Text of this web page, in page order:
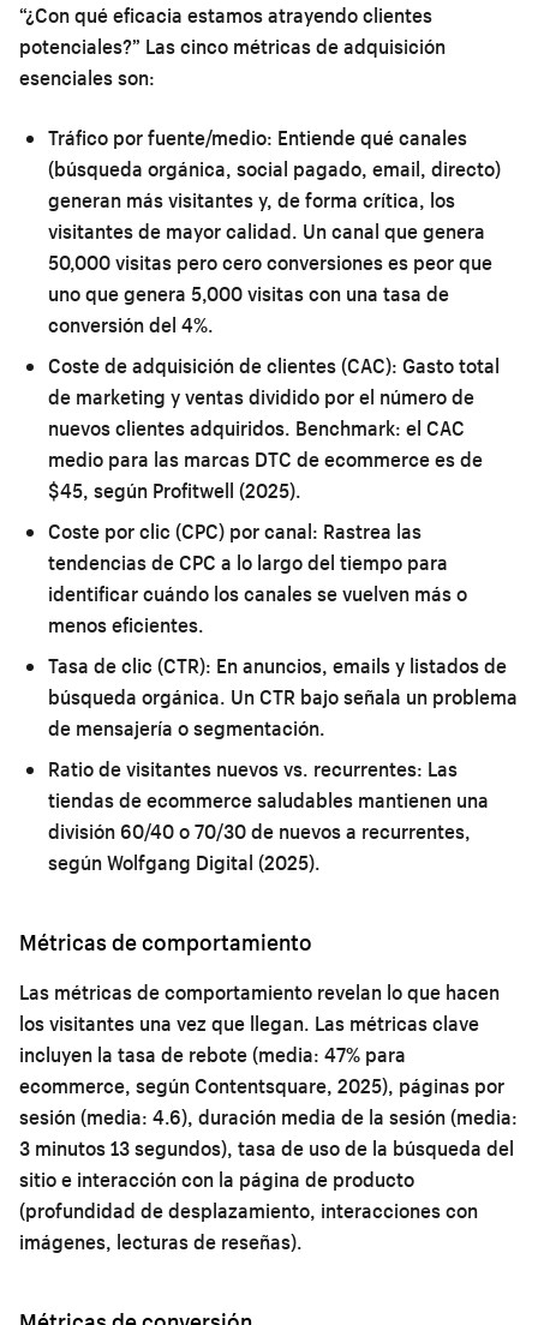
“¿Con qué eficacia estamos atrayendo clientes
potenciales?” Las cinco métricas de adquisición
esenciales son:
Tráfico por fuente/medio: Entiende qué canales
(búsqueda orgánica, social pagado, email, directo)
generan más visitantes y, de forma crítica, los
visitantes de mayor calidad. Un canal que genera
50,000 visitas pero cero conversiones es peor que
uno que genera 5,000 visitas con una tasa de
conversión del 4%.
Coste de adquisición de clientes (CAC): Gasto total
de marketing y ventas dividido por el número de
nuevos clientes adquiridos. Benchmark: el CAC
medio para las marcas DTC de ecommerce es de
$45, según Profitwell (2025).
Coste por clic (CPC) por canal: Rastrea las
tendencias de CPC a lo largo del tiempo para
identificar cuándo los canales se vuelven más o
menos eficientes.
Tasa de clic (CTR): En anuncios, emails y listados de
búsqueda orgánica. Un CTR bajo señala un problema
de mensajería o segmentación.
Ratio de visitantes nuevos vs. recurrentes: Las
tiendas de ecommerce saludables mantienen una
división 60/40 o 70/30 de nuevos a recurrentes,
según Wolfgang Digital (2025).
Métricas de comportamiento
Las métricas de comportamiento revelan lo que hacen
los visitantes una vez que llegan. Las métricas clave
incluyen la tasa de rebote (media: 47% para
ecommerce, según Contentsquare, 2025), páginas por
sesión (media: 4.6), duración media de la sesión (media:
3 minutos 13 segundos), tasa de uso de la búsqueda del
sitio e interacción con la página de producto
(profundidad de desplazamiento, interacciones con
imágenes, lecturas de reseñas).